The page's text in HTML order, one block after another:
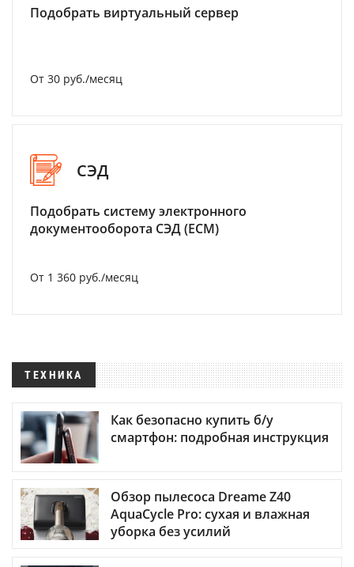
Подобрать виртуальный сервер
От 30 руб./месяц
СЭД
Подобрать систему электронного
документооборота СЭД (ECM)
От 1 360 руб./месяц
ТЕХНИКА
Как безопасно купить б/у
смартфон: подробная инструкция
Обзор пылесоса Dreame Z40
AquaCycle Pro: сухая и влажная
уборка без усилий